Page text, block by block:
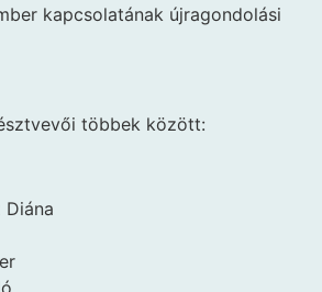
kapcsolatának újragondolási
többek között:
Diána